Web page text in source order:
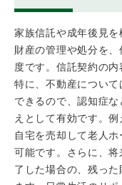
家族信託や成年後見
財産の管理や処分を
度です。信託契約の
特に、不動産につい
できるので、認知症
えとして有効です。
自宅を売却して老人
可能です。さらに、
了した場合の、残っ